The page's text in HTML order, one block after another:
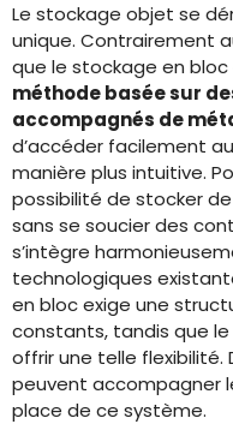
Le stockage objet se
unique. Contrairement
que le stockage en bloc
méthode basée sur
accompagnés de
d’accéder facilement
manière plus intuitive.
possibilité de stocker
sans se soucier des
s’intègre
technologiques
en bloc exige une
constants, tandis que
offrir une telle flexibilité.
peuvent accompagner
place de ce système.